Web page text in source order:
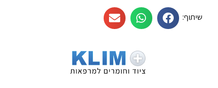
שיתוף: